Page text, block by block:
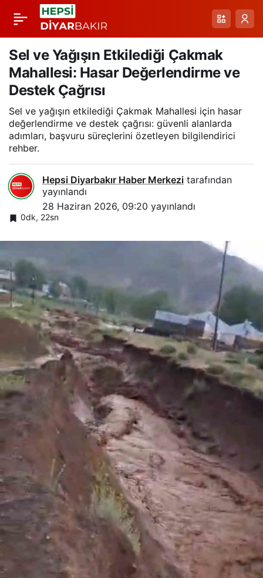
Sel ve Yağışın Etkilediği Çakmak
Mahallesi: Hasar Değerlendirme ve
Destek Çağrısı
Sel ve yağışın etkilediği Çakmak Mahallesi için hasar
değerlendirme ve destek çağrısı: güvenli alanlarda
adımları, başvuru süreçlerini özetleyen bilgilendirici
rehber.
Hepsi Diyarbakır Haber Merkezi tarafından
yayınlandı
28 Haziran 2026, 09:20 yayınlandı
0dk, 22sn
Sat Gölleri Yolunda
Zorlu Kar Mücadelesi:
Yüksekova’da Ulaşıma
Açılan Kanallar
Paylaş